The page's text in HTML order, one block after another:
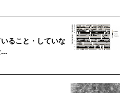
ること・していな